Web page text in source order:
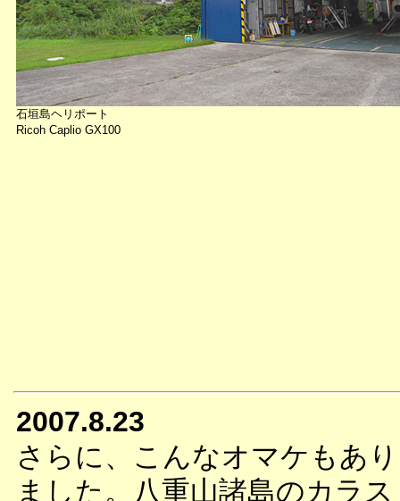
石垣島ヘリポート
Ricoh Caplio GX100
2007.8.23
さらに、こんなオマケもあり
ました。八重山諸島のカラス